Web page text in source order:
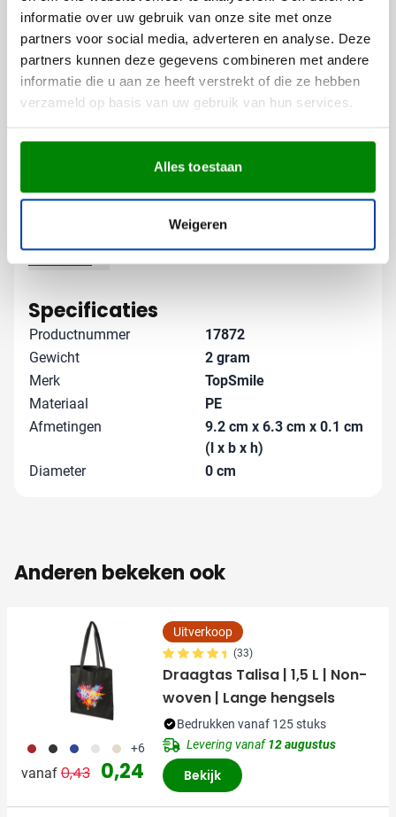
informatie over uw gebruik van onze site met onze
partners voor social media, adverteren en analyse. Deze
partners kunnen deze gegevens combineren met andere
informatie die u aan ze heeft verstrekt of die ze hebben
verzameld op basis van uw gebruik van hun services.
Alles toestaan
Weigeren
De kaarthouder biedt voldoende ruimte voor een
duidelijk zichtbare bedrukking, waardoor jouw merk
telkens weer onder de aandacht komt bij gebruik.
Gratis digitaal voorbeeld van je
skimming kaarthouder? Vraag vrijblijvend een digitaal
voorbeeld aan. Zo zie je precies wat je kunt
verwachten. Wil je liever persoonlijk advies over de
mogelijkheden? Neem contact met ons op - we helpen
Specificaties
Productnummer
17872
Gewicht
2 gram
Merk
TopSmile
Materiaal
PE
Afmetingen
9.2 cm x 6.3 cm x 0.1 cm
(l x b x h)
Diameter
0 cm
Anderen bekeken ook
011 001 023 002 013 +6
vanaf Normale prijs
0,43 Speciale prijs
0,24
Uitverkoop
(33)
Draagtas Talisa | 1,5 L | Non-
woven | Lange hengsels
Bedrukken vanaf 125 stuks
Levering vanaf12 augustus
Bekijk